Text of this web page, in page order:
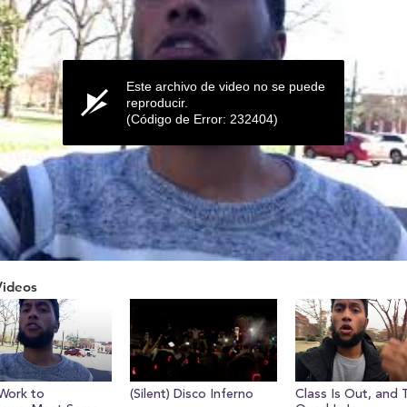
Este archivo de video no se puede
reproducir.
(Código de Error: 232404)
to
(Silent) Disco Inferno
Class Is Out, and